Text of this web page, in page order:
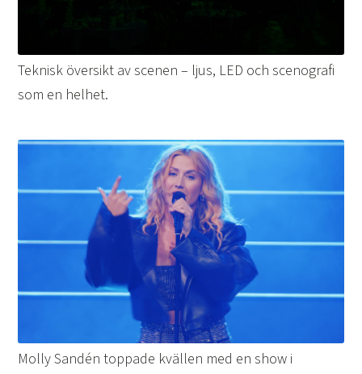
Teknisk översikt av scenen – ljus, LED och scenografi
som en helhet.
Molly Sandén toppade kvällen med en show i